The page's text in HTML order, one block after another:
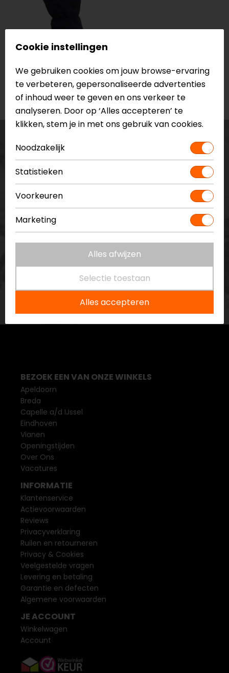
Op de hoogte blijven?
Cookie instellingen
We gebruiken cookies om jouw browse-ervaring
te verbeteren, gepersonaliseerde advertenties
of inhoud weer te geven en ons verkeer te
analyseren. Door op ‘Alles accepteren’ te
klikken, stem je in met ons gebruik van cookies.
Noodzakelijk
Statistieken
Voorkeuren
Marketing
Alles afwijzen
Selectie toestaan
Alles accepteren
BEZOEK EEN VAN ONZE WINKELS
Apeldoorn
Breda
Capelle a/d IJssel
Eindhoven
Vianen
Openingstijden
Over Ons
Vacatures
INFORMATIE
Klantenservice
Actievoorwaarden
Reviews
Privacyverklaring
Ruilen en retourneren
Privacy & Cookies
Veelgestelde vragen
Levering en betaling
Garantie en defecten
Algemene voorwaarden
JE ACCOUNT
Winkelwagen
Account